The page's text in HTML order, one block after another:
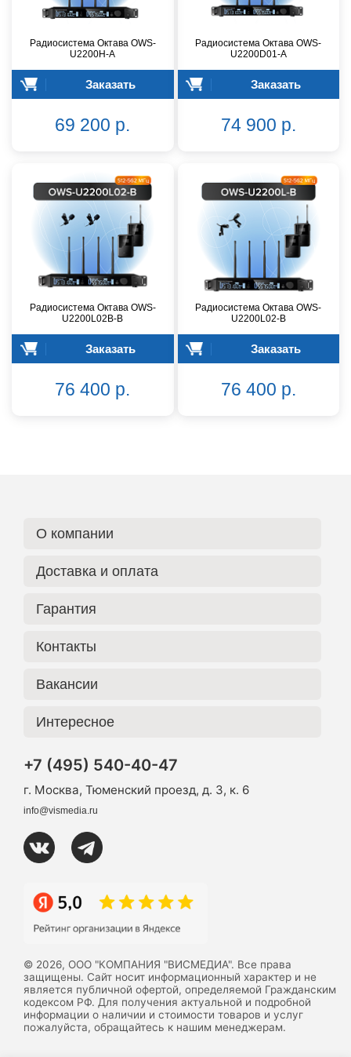
Радиосистема Октава OWS-
U2200H-A
Заказать
69 200 р.
Радиосистема Октава OWS-
U2200D01-A
Заказать
74 900 р.
Радиосистема Октава OWS-
U2200L02В-B
Заказать
76 400 р.
Радиосистема Октава OWS-
U2200L02-B
Заказать
76 400 р.
О компании
Доставка и оплата
Гарантия
Контакты
Вакансии
Интересное
+7 (495) 540-40-47
г. Москва, Тюменский проезд, д. 3, к. 6
info@vismedia.ru
© 2026, ООО "КОМПАНИЯ "ВИСМЕДИА". Все права
защищены. Сайт носит информационный характер и не
является публичной офертой, определяемой Гражданским
кодексом РФ. Для получения актуальной и подробной
информации о наличии и стоимости товаров и услуг
пожалуйста, обращайтесь к нашим менеджерам.